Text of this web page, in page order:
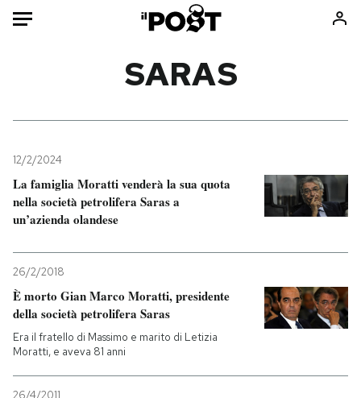
Mondo
Politica
Tecnologia
Internet
Scienza
Cultura
Economia
Sport
Consumismi
Media
Altrecose
Mondiali calcio 2026
PODCAST
SARAS
12/2/2024
La famiglia Moratti venderà la sua quota
nella società petrolifera Saras a
un’azienda olandese
26/2/2018
È morto Gian Marco Moratti, presidente
della società petrolifera Saras
Era il fratello di Massimo e marito di Letizia
Moratti, e aveva 81 anni
26/4/2011